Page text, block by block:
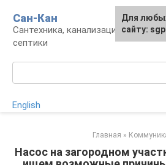
контенту
Сан-Кан
Сантехника, канализация,
септики
English
Главная »
Насос на загородном
Для
сайту: